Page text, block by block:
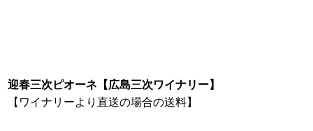
迎春三次ピオーネ【広島三次ワイナリー】
【ワイナリーより直送の場合の送料】